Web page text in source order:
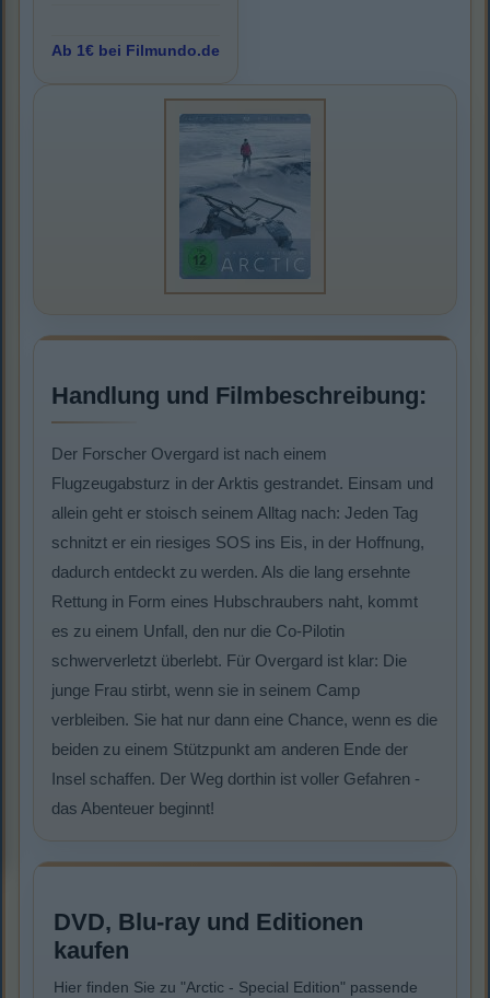
Ab 1€ bei Filmundo.de
Handlung und Filmbeschreibung:
Der Forscher Overgard ist nach einem
Flugzeugabsturz in der Arktis gestrandet. Einsam und
allein geht er stoisch seinem Alltag nach: Jeden Tag
schnitzt er ein riesiges SOS ins Eis, in der Hoffnung,
dadurch entdeckt zu werden. Als die lang ersehnte
Rettung in Form eines Hubschraubers naht, kommt
es zu einem Unfall, den nur die Co-Pilotin
schwerverletzt überlebt. Für Overgard ist klar: Die
junge Frau stirbt, wenn sie in seinem Camp
verbleiben. Sie hat nur dann eine Chance, wenn es die
beiden zu einem Stützpunkt am anderen Ende der
Insel schaffen. Der Weg dorthin ist voller Gefahren -
das Abenteuer beginnt!
DVD, Blu-ray und Editionen
kaufen
Hier finden Sie zu "Arctic - Special Edition" passende